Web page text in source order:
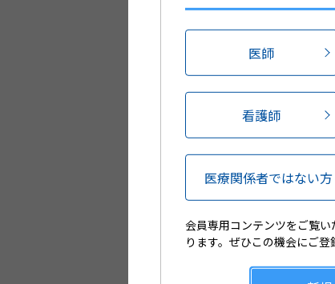
都
施設電話番号
ID（メールアドレス）
医師
看護師
医療関係者ではない方
会員専用コンテンツをご覧
ります。ぜひこの機会にご登